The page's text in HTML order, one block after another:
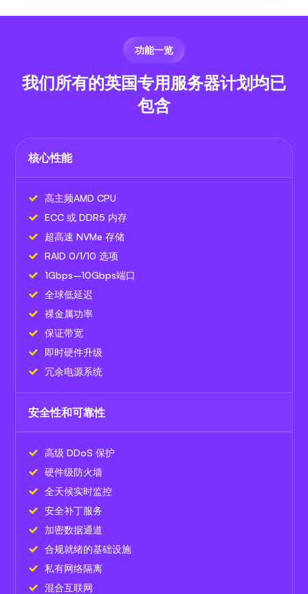
功能一览
我们所有的英国专用服务器计划均已
包含
核心性能
高主频AMD CPU
ECC 或 DDR5 内存
超高速 NVMe 存储
RAID 0/1/10 选项
1Gbps–10Gbps端口
全球低延迟
裸金属功率
保证带宽
即时硬件升级
冗余电源系统
安全性和可靠性
高级 DDoS 保护
硬件级防火墙
全天候实时监控
安全补丁服务
加密数据通道
合规就绪的基础设施
私有网络隔离
混合互联网